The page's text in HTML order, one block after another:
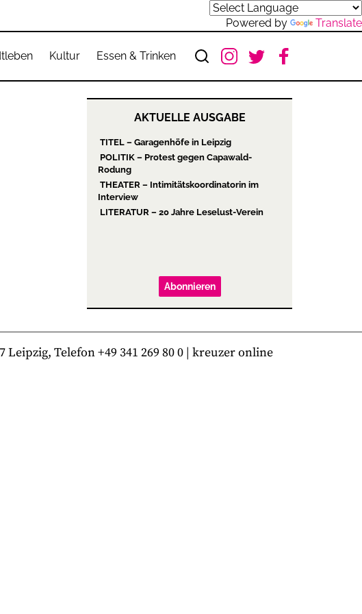
Powered by Translate
Kultur Essen & Trinken
AKTUELLE AUSGABE
TITEL – Garagenhöfe in Leipzig
POLITIK – Protest gegen Capawald-
Rodung
THEATER – Intimitätskoordinatorin im
Interview
LITERATUR – 20 Jahre Leselust-Verein
Abonnieren
Telefon +49 341 269 80 0 | kreuzer online